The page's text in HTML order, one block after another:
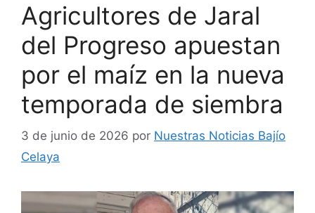
Agricultores de Jaral
del Progreso apuestan
por el maíz en la nueva
temporada de siembra
3 de junio de 2026 por Nuestras Noticias Bajío
Celaya